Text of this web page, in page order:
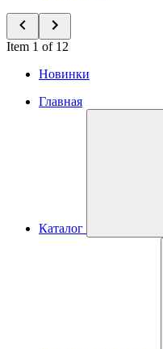
Item 1 of 12
Новинки
Главная
Каталог